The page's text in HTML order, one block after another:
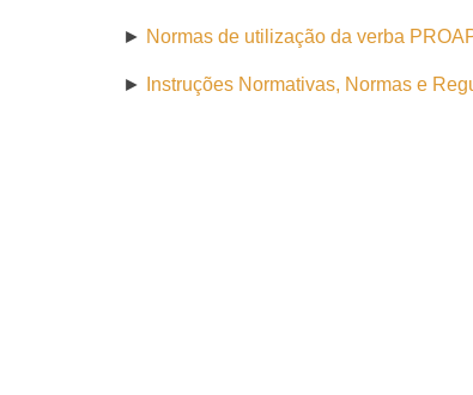
► Normas de utilização da verba
► Instruções Normativas, Normas e